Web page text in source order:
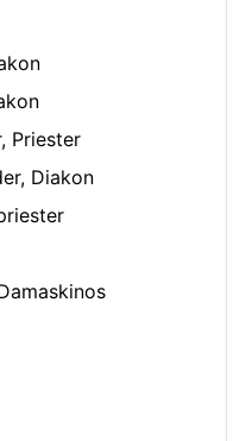
Priester
Diakon